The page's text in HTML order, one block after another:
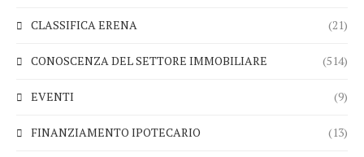
CLASSIFICA ERENA (21)
CONOSCENZA DEL SETTORE IMMOBILIARE (514)
EVENTI (9)
FINANZIAMENTO IPOTECARIO (13)